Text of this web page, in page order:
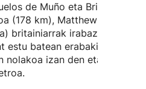
de Muño eta Briviesca
(178 km), Matthew Brennan
britainiarrak irabazi duen
estu batean erabaki da. Ikusi
nolakoa izan den etapako